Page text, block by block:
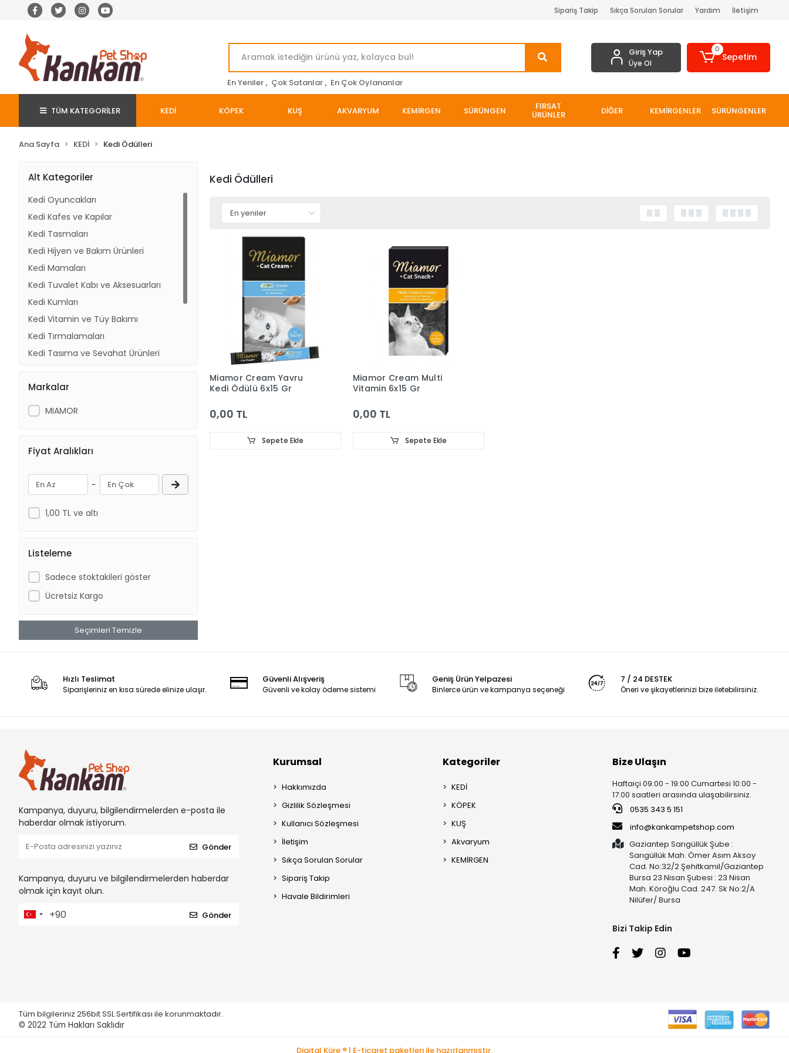
Sipariş Takip Sıkça Sorulan Sorular Yardım İletişim
En Yeniler , Çok Satanlar , En Çok Oylananlar
Giriş Yap
Üye Ol
0
Sepetim
TÜM KATEGORİLER KEDİ KÖPEK KUŞ AKVARYUM KEMİRGEN SÜRÜNGEN FIRSAT
ÜRÜNLER DİĞER KEMİRGENLER SÜRÜNGENLER
Ana Sayfa KEDİ Kedi Ödülleri
Alt Kategoriler
Kedi Oyuncakları
Kedi Kafes ve Kapılar
Kedi Tasmaları
Kedi Hijyen ve Bakım Ürünleri
Kedi Mamaları
Kedi Tuvalet Kabı ve Aksesuarları
Kedi Kumları
Kedi Vitamin ve Tüy Bakımı
Kedi Tırmalamaları
Kedi Taşıma ve Seyahat Ürünleri
Kedi Mama ve Su Kapları
Kedi Evleri
Markalar
MIAMOR
Fiyat Aralıkları
-
1,00 TL ve altı
Listeleme
Sadece stoktakileri göster
Ücretsiz Kargo
Seçimleri Temizle
Kedi Ödülleri
Miamor Cream Yavru
Kedi Ödülü 6x15 Gr
0,00 TL
Sepete Ekle
Miamor Cream Multi
Vitamin 6x15 Gr
0,00 TL
Sepete Ekle
Hızlı Teslimat
Siparişleriniz en kısa sürede elinize ulaşır.
Güvenli Alışveriş
Güvenli ve kolay ödeme sistemi
Geniş Ürün Yelpazesi
Binlerce ürün ve kampanya seçeneği
7 / 24 DESTEK
Öneri ve şikayetlerinizi bize iletebilirsiniz.
Kampanya, duyuru, bilgilendirmelerden e-posta ile
haberdar olmak istiyorum.
Gönder
Kampanya, duyuru ve bilgilendirmelerden haberdar
olmak için kayıt olun.
Gönder
Kurumsal
Hakkımızda
Gizlilik Sözleşmesi
Kullanıcı Sözleşmesi
İletişim
Sıkça Sorulan Sorular
Sipariş Takip
Havale Bildirimleri
Kategoriler
KEDİ
KÖPEK
KUŞ
Akvaryum
KEMİRGEN
Bize Ulaşın
Haftaiçi 09:00 - 19:00 Cumartesi 10:00 -
17:00 saatleri arasında ulaşabilirsiniz.
0535 343 5 151
info@kankampetshop.com
Gaziantep Sarıgüllük Şube :
Sarıgüllük Mah. Ömer Asım Aksoy
Cad. No:32/2 Şehitkamil/Gaziantep
Bursa 23 Nisan Şubesi : 23 Nisan
Mah. Köroğlu Cad. 247. Sk No:2/A
Nilüfer/ Bursa
Bizi Takip Edin
Tüm bilgileriniz 256bit SSL Sertifikası ile korunmaktadır.
© 2022 Tüm Hakları Saklıdır
Digital Küre ® | E-ticaret paketleri ile hazırlanmıştır.